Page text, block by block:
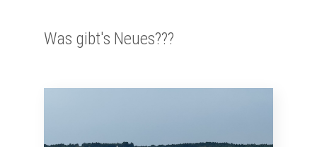
Was gibt's Neues???